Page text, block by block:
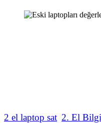
2 el laptop sat 2. El